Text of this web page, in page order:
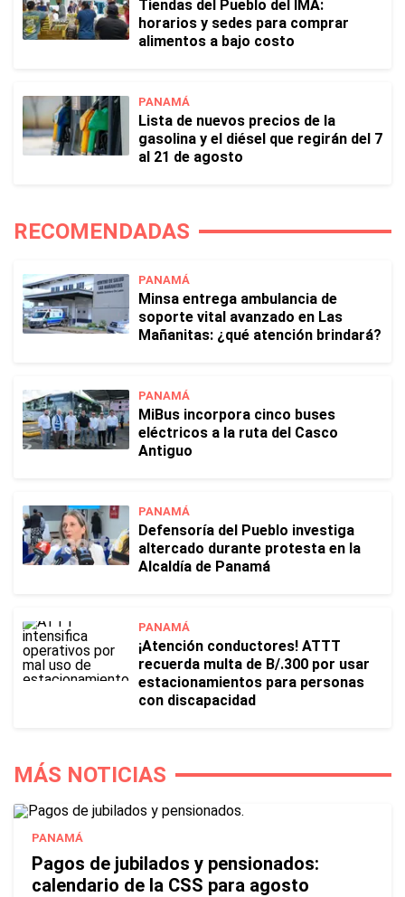
Tiendas del Pueblo del IMA:
horarios y sedes para comprar
alimentos a bajo costo
PANAMÁ
Lista de nuevos precios de la
gasolina y el diésel que regirán del 7
al 21 de agosto
RECOMENDADAS
PANAMÁ
Minsa entrega ambulancia de
soporte vital avanzado en Las
Mañanitas: ¿qué atención brindará?
PANAMÁ
MiBus incorpora cinco buses
eléctricos a la ruta del Casco
Antiguo
PANAMÁ
Defensoría del Pueblo investiga
altercado durante protesta en la
Alcaldía de Panamá
PANAMÁ
¡Atención conductores! ATTT
recuerda multa de B/.300 por usar
estacionamientos para personas
con discapacidad
MÁS NOTICIAS
PANAMÁ
Pagos de jubilados y pensionados:
calendario de la CSS para agosto